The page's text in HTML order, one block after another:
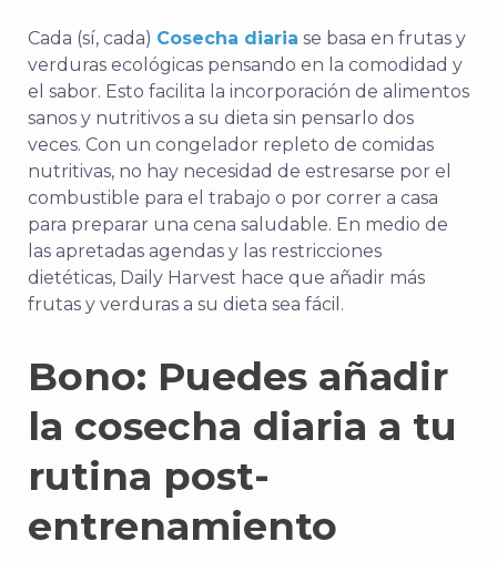
Cada (sí, cada) Cosecha diaria se basa en frutas y
verduras ecológicas pensando en la comodidad y
el sabor. Esto facilita la incorporación de alimentos
sanos y nutritivos a su dieta sin pensarlo dos
veces. Con un congelador repleto de comidas
nutritivas, no hay necesidad de estresarse por el
combustible para el trabajo o por correr a casa
para preparar una cena saludable. En medio de
las apretadas agendas y las restricciones
dietéticas, Daily Harvest hace que añadir más
frutas y verduras a su dieta sea fácil.
Bono: Puedes añadir
la cosecha diaria a tu
rutina post-
entrenamiento